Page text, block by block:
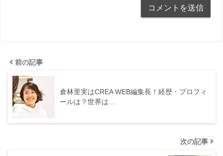
前の記事
倉林里実はCREA WEB編集長！経歴・プロフィ
ールは？世界は…
次の記事